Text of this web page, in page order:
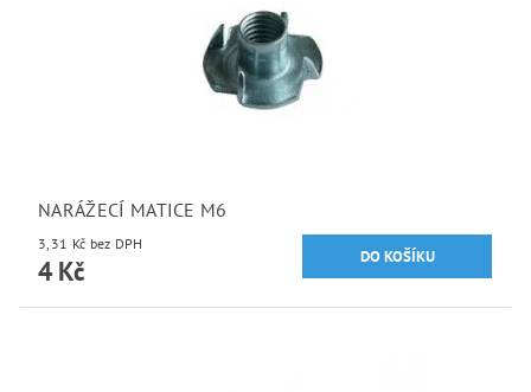
NARÁŽECÍ MATICE M6
3,31 Kč bez DPH
4 Kč